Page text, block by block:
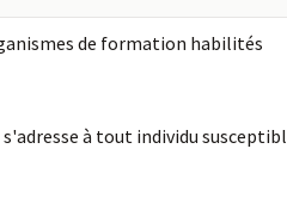
de formation habilités
à tout individu